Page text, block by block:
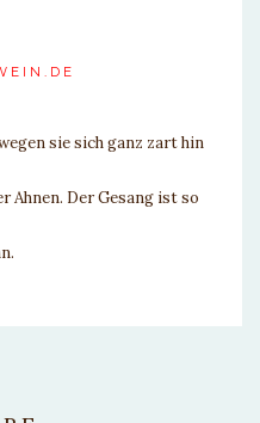
sie sich ganz zart hin
Ahnen. Der Gesang ist so